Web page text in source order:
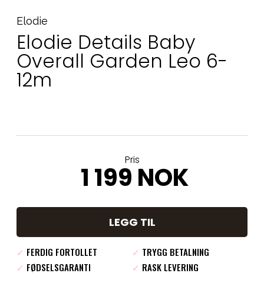
Elodie
Elodie Details Baby
Overall Garden Leo 6-
12m
Pris
1 199 NOK
LEGG TIL
✓ FERDIG FORTOLLET ✓ TRYGG BETALNING
✓ FØDSELSGARANTI ✓ RASK LEVERING